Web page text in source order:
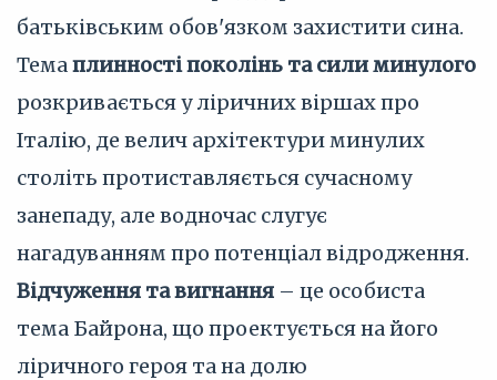
батьківським обов'язком захистити сина.
Темаплинності поколінь та сили минулого
розкривається у ліричних віршах про
Італію, де велич архітектури минулих
століть протиставляється сучасному
занепаду, але водночас слугує
нагадуванням про потенціал відродження.
Відчуження та вигнання – це особиста
тема Байрона, що проектується на його
ліричного героя та на долю